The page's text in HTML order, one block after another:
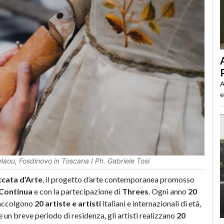
Fosdinovo in Toscana I Ph. Gabriele Tosi
d’Arte , il progetto d’arte contemporanea promosso
e con la partecipazione di Threes . Ogni anno 20
20 artiste e artisti italiani e internazionali di età,
breve periodo di residenza, gli artisti realizzano 20